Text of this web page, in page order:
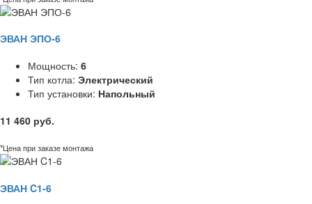
ЭВАН ЭПО-6
Мощность: 6
Тип котла: Электрический
Тип установки: Напольный
11 460 руб.
*Цена при заказе монтажа
ЭВАН C1-6